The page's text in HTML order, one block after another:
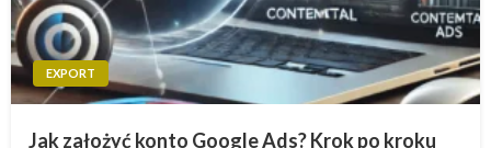
EXPORT
Jak założyć konto Google Ads? Krok po kroku